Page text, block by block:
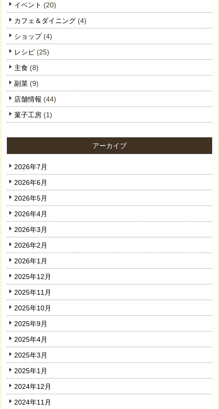
イベント (20)
カフェ＆ダイニング (4)
ショップ(4)
レシピ (25)
主食 (8)
副菜 (9)
店舗情報 (44)
菓子工房 (1)
アーカイブ
2026年7月
2026年6月
2026年5月
2026年4月
2026年3月
2026年2月
2026年1月
2025年12月
2025年11月
2025年10月
2025年9月
2025年4月
2025年3月
2025年1月
2024年12月
2024年11月